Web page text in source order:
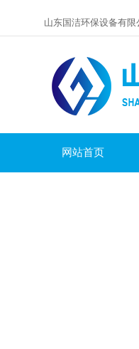
山东国洁环保设备有
网站首页